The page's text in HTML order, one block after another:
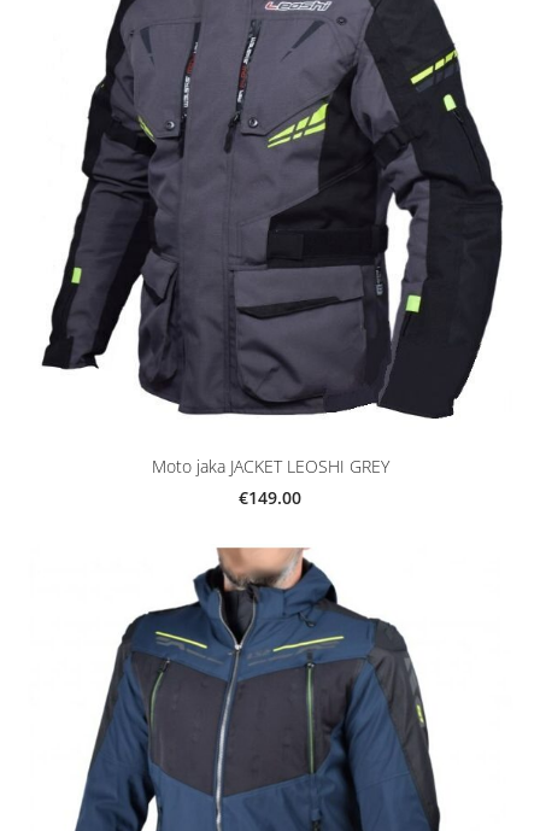
Moto jaka JACKET LEOSHI GREY
€149.00